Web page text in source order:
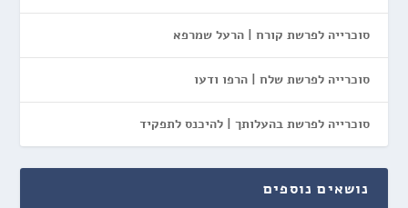
סוכרייה לפרשת קורח | הרעל שמרפא
סוכרייה לפרשת שלח | הרפו ודעו
סוכרייה לפרשת בהעלותך | להיכנס לתפקיד
נושאים נוספים